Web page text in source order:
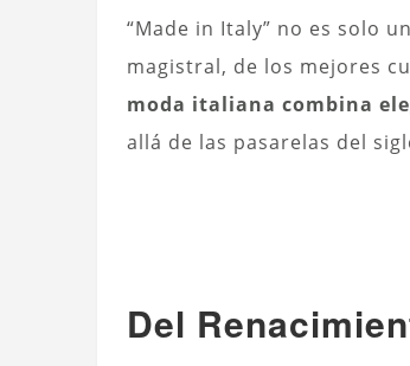
“Made in Italy” no es solo
magistral, de los mejores
moda italiana combina
allá de las pasarelas del
Del